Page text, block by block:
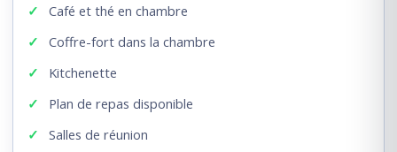
Café et thé en chambre
Coffre-fort dans la chambre
Kitchenette
Plan de repas disponible
Salles de réunion